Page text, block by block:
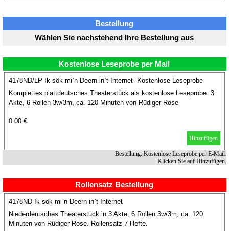
Bestellung
Wählen Sie nachstehend Ihre Bestellung aus
Kostenlose Leseprobe per Mail
4178ND/LP Ik sök mi`n Deern in`t Internet -Kostenlose Leseprobe
Komplettes plattdeutsches Theaterstück als kostenlose Leseprobe. 3
Akte, 6 Rollen 3w/3m, ca. 120 Minuten von Rüdiger Rose
0.00 €
Hinzufügen
Bestellung: Kostenlose Leseprobe per E-Mail.
Klicken Sie auf Hinzufügen.
Rollensatz Bestellung
4178ND Ik sök mi`n Deern in`t Internet
Niederdeutsches Theaterstück in 3 Akte, 6 Rollen 3w/3m, ca. 120
Minuten von Rüdiger Rose. Rollensatz 7 Hefte.